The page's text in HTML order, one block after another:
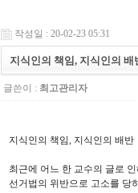
작성일 : 20-02-23 05:31
지식인의 책임, 지식인의 배
글쓴이 : 최고관리자
지식인의 책임, 지식인의 배반
최근에 어느 한 교수의 글로
선거법의 위반으로 고소를 당